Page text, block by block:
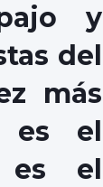
y
del
más
es el
es el